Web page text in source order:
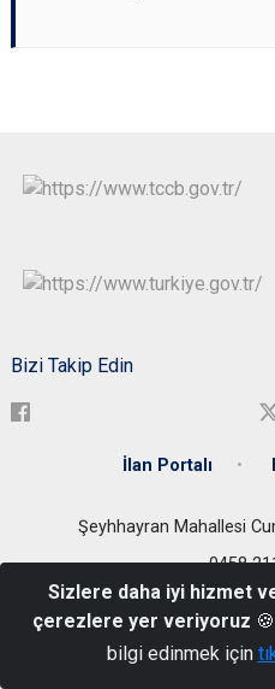
Bizi Takip Edin
İlan Portalı
Şeyhhayran Mahallesi
0458
Sizlere daha iyi hizmet
çerezlere yer veriyoruz
bilgi edinmek için